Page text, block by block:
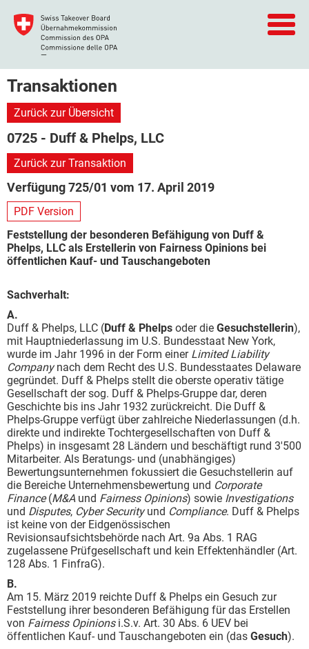
Transaktionen
Zurück zur Übersicht
0725 - Duff & Phelps, LLC
Zurück zur Transaktion
Verfügung 725/01 vom 17. April 2019
PDF Version
Feststellung der besonderen Befähigung von Duff &
Phelps, LLC als Erstellerin von Fairness Opinions bei
öffentlichen Kauf- und Tauschangeboten
Sachverhalt:
A.
Duff & Phelps, LLC (Duff & Phelps oder die Gesuchstellerin),
mit Hauptniederlassung im U.S. Bundesstaat New York,
wurde im Jahr 1996 in der Form einer Limited Liability
Companynach dem Recht des U.S. Bundesstaates Delaware
gegründet. Duff & Phelps stellt die oberste operativ tätige
Gesellschaft der sog. Duff & Phelps-Gruppe dar, deren
Geschichte bis ins Jahr 1932 zurückreicht. Die Duff &
Phelps-Gruppe verfügt über zahlreiche Niederlassungen (d.h.
direkte und indirekte Tochtergesellschaften von Duff &
Phelps) in insgesamt 28 Ländern und beschäftigt rund 3'500
Mitarbeiter. Als Beratungs- und (unabhängiges)
Bewertungsunternehmen fokussiert die Gesuchstellerin auf
die Bereiche Unternehmensbewertung und Corporate
Finance(M&Aund Fairness Opinions) sowie Investigations
und Disputes, Cyber Securityund Compliance. Duff & Phelps
ist keine von der Eidgenössischen
Revisionsaufsichtsbehörde nach Art. 9a Abs. 1 RAG
zugelassene Prüfgesellschaft und kein Effektenhändler (Art.
128 Abs. 1 FinfraG).
B.
Am 15. März 2019 reichte Duff & Phelps ein Gesuch zur
Feststellung ihrer besonderen Befähigung für das Erstellen
von Fairness Opinionsi.S.v. Art. 30 Abs. 6 UEV bei
öffentlichen Kauf- und Tauschangeboten ein (das Gesuch).